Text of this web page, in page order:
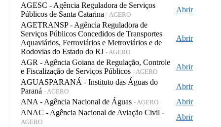
AGESC - Agência Reguladora de Serviços
Públicos de Santa Catarina - AGERO
Abrir
AGETRANSP - Agência Reguladora de
Serviços Públicos Concedidos de Transportes
Aquaviários, Ferroviários e Metroviários e de
Rodovias do Estado do RJ - AGERO
Abrir
AGR - Agência Goiana de Regulação, Controle
e Fiscalização de Serviços Públicos - AGERO
Abrir
AGUASPARANÁ - Instituto das Águas do
Paraná - AGERO
Abrir
ANA - Agência Nacional de Águas - AGERO
Abrir
ANAC - Agência Nacional de Aviação Civil -
AGERO
Abrir